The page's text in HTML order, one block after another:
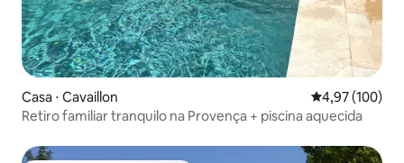
Casa ⋅ Cavaillon 4,97 de uma
4,97 (100)
Retiro familiar tranquilo na Provença + piscina aquecida